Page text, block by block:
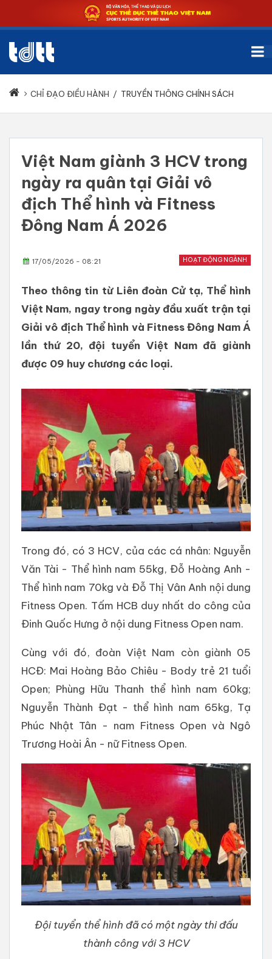
CHỈ ĐẠO ĐIỀU HÀNH / TRUYỀN THÔNG CHÍNH SÁCH
Việt Nam giành 3 HCV trong
ngày ra quân tại Giải vô
địch Thể hình và Fitness
Đông Nam Á 2026
HOẠT ĐỘNG NGÀNH
17/05/2026 - 08:21
Theo thông tin từ Liên đoàn Cử tạ, Thể hình
Việt Nam, ngay trong ngày đầu xuất trận tại
Giải vô địch Thể hình và Fitness Đông Nam Á
lần thứ 20, đội tuyển Việt Nam đã giành
được 09 huy chương các loại.
Trong đó, có 3 HCV, của các cá nhân: Nguyễn
Văn Tài - Thể hình nam 55kg, Đỗ Hoàng Anh -
Thể hình nam 70kg và Đỗ Thị Vân Anh nội dung
Fitness Open. Tấm HCB duy nhất do công của
Đinh Quốc Hưng ở nội dung Fitness Open nam.
Cùng với đó, đoàn Việt Nam còn giành 05
HCĐ: Mai Hoàng Bảo Chiêu - Body trẻ 21 tuổi
Open; Phùng Hữu Thanh thể hình nam 60kg;
Nguyễn Thành Đạt - thể hình nam 65kg, Tạ
Phúc Nhật Tân - nam Fitness Open và Ngô
Trương Hoài Ân - nữ Fitness Open.
Đội tuyển thể hình đã có một ngày thi đấu
thành công với 3 HCV